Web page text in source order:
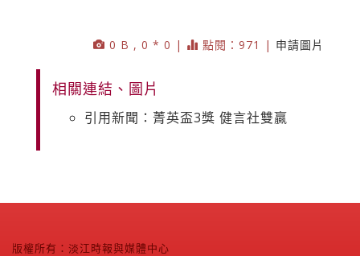
0 B , 0 * 0 | 點閱：971 | 申請圖片
相關連結、圖片
引用新聞：菁英盃3獎 健言社雙贏
版權所有：淡江時報與媒體中心